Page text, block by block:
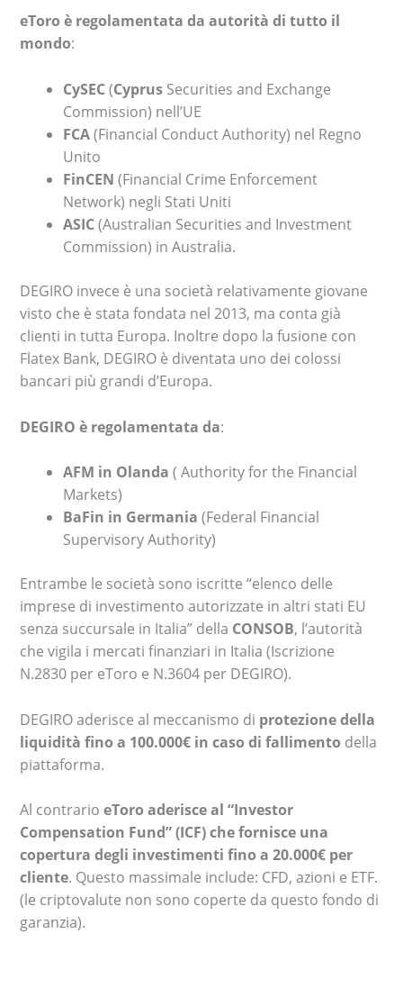
eToro è regolamentata da autorità di tutto il
mondo:
CySEC(Cyprus Securities and Exchange
Commission) nell’UE
FCA(Financial Conduct Authority) nel Regno
Unito
FinCEN(Financial Crime Enforcement
Network) negli Stati Uniti
ASIC(Australian Securities and Investment
Commission) in Australia.
DEGIRO invece è una società relativamente giovane
visto che è stata fondata nel 2013, ma conta già
clienti in tutta Europa. Inoltre dopo la fusione con
Flatex Bank, DEGIRO è diventata uno dei colossi
bancari più grandi d’Europa.
DEGIRO è regolamentata da:
AFM in Olanda ( Authority for the Financial
Markets)
BaFin in Germania (Federal Financial
Supervisory Authority)
Entrambe le società sono iscritte “elenco delle
imprese di investimento autorizzate in altri stati EU
senza succursale in Italia” della CONSOB, l’autorità
che vigila i mercati finanziari in Italia (Iscrizione
N.2830 per eToro e N.3604 per DEGIRO).
DEGIRO aderisce al meccanismo di protezione della
liquidità fino a 100.000€ in caso di fallimento della
piattaforma.
Al contrarioeToro aderisce al “Investor
Compensation Fund” (ICF) che fornisce una
copertura degli investimenti fino a 20.000€ per
cliente. Questo massimale include: CFD, azioni e ETF.
(le criptovalute non sono coperte da questo fondo di
garanzia).